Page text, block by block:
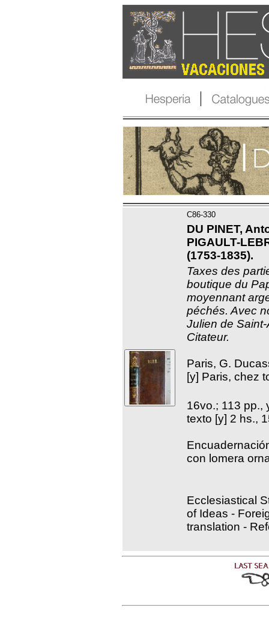
C86-330
DU PINET,
PIGAULT-
(1753-1835).
Taxes des
boutique du
moyennant
péchés. Avec
Julien de
Citateur.
Paris, G.
[y] Paris, chez
16vo.; 113 pp.,
texto [y] 2 hs.,
con lomera
Ecclesiastical
of Ideas -
translation -